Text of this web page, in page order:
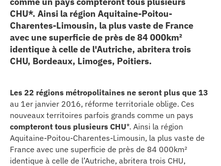
& patrimoine
CONNECTÉ
CHU*. Ainsi la région Aquitaine-Poitou-
Charentes-Limousin, la plus vaste de France
avec une superficie de près de 84 000km²
identique à celle de l'Autriche, abritera trois
CHU, Bordeaux, Limoges, Poitiers.
Les 22 régions métropolitaines ne seront plus que 13
au 1er janvier 2016, réforme territoriale oblige. Ces
nouveaux territoires parfois grands comme un pays
compteront tous plusieurs CHU*. Ainsi la région
Aquitaine-Poitou-Charentes-Limousin, la plus vaste de
France avec une superficie de près de 84 000km²
identique à celle de l’Autriche, abritera trois CHU,